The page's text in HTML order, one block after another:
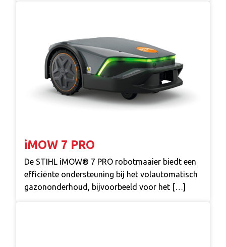
iMOW 7 PRO
De STIHL iMOW® 7 PRO robotmaaier biedt een
efficiënte ondersteuning bij het volautomatisch
gazononderhoud, bijvoorbeeld voor het […]